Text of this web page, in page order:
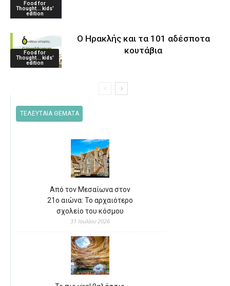
Food for
Thought... kids'
edition
Food for
Thought... kids'
edition
Ο Ηρακλής και τα 101 αδέσποτα
κουτάβια
ΤΕΛΕΥΤΑΙΑ ΘΕΜΑΤΑ
Από τον Μεσαίωνα στον
21ο αιώνα: Το αρχαιότερο
σχολείο του κόσμου
31 Ιουλίου 2026